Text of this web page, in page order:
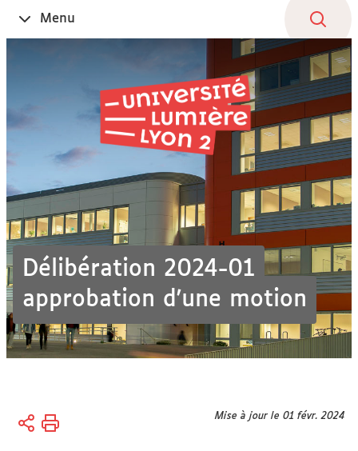
Ouvrir
le
Menu
Délibération 2024-01
approbation d'une motion
Vous
Accueil
Mise à jour le 01 févr. 2024